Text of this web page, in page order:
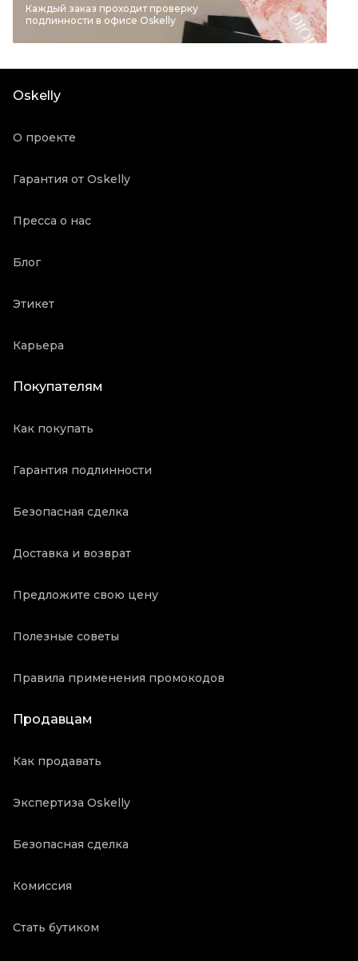
Бренд
KHAITE
Материал одежды
Хлопок
Состояние товара
Каждый заказ проходит проверку
подлинности в офисе Oskelly
Oskelly
О проекте
Гарантия от Oskelly
Пресса о нас
Блог
Этикет
Карьера
Покупателям
Как покупать
Гарантия подлинности
Безопасная сделка
Доставка и возврат
Предложите свою цену
Полезные советы
Правила применения промокодов
Продавцам
Как продавать
Экспертиза Oskelly
Безопасная сделка
Комиссия
Стать бутиком